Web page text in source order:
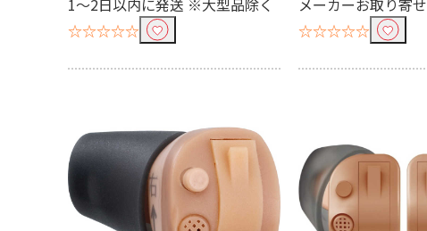
1～2日以内に発送 ※大型品除く
☆☆☆☆☆
メーカーお取り寄せ
☆☆☆☆☆
価格で絞り込む